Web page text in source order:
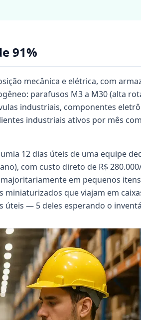
91%
mecânica e elétrica, com
parafusos M3 a M30 (alta
industriais, componentes
industriais ativos por mês
12 dias úteis de uma equipe
com custo direto de R$
em pequenos
que viajam em
úteis — 5 deles esperando o